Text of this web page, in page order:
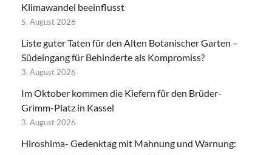
Klimawandel beeinflusst
5. August 2026
Liste guter Taten für den Alten Botanischer Garten –
Südeingang für Behinderte als Kompromiss?
3. August 2026
Im Oktober kommen die Kiefern für den Brüder-
Grimm-Platz in Kassel
3. August 2026
Hiroshima- Gedenktag mit Mahnung und Warnung: